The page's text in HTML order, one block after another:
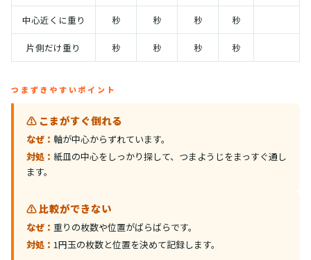
中心近くに重り 秒 秒 秒 秒
片側だけ重り 秒 秒 秒 秒
つまずきやすいポイント
⚠️ こまがすぐ倒れる
なぜ： 軸が中心からずれています。
対処： 紙皿の中心をしっかり探して、つまようじをまっすぐ通し
ます。
⚠️ 比較ができない
なぜ： 重りの枚数や位置がばらばらです。
対処： 1円玉の枚数と位置を決めて記録します。